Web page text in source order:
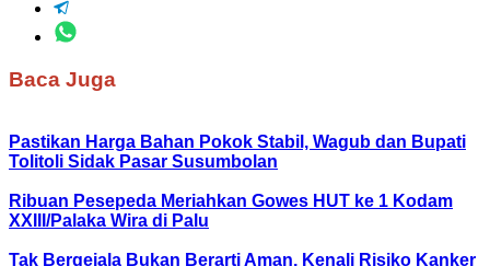
Baca Juga
Pastikan Harga Bahan Pokok Stabil, Wagub dan Bupati
Tolitoli Sidak Pasar Susumbolan
Ribuan Pesepeda Meriahkan Gowes HUT ke 1 Kodam
XXIII/Palaka Wira di Palu
Tak Bergejala Bukan Berarti Aman, Kenali Risiko Kanker